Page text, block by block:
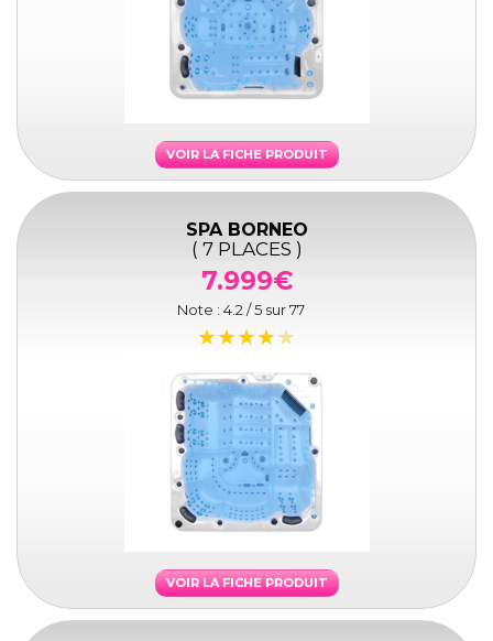
VOIR LA FICHE PRODUIT
SPA BORNEO
( 7 PLACES )
7.999€
Note : 4.2 / 5 sur77
VOIR LA FICHE PRODUIT